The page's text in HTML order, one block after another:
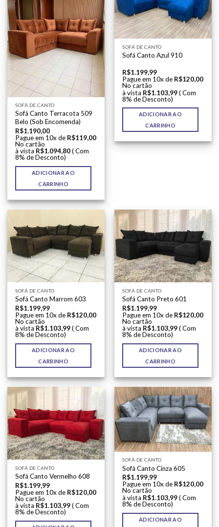
SOFÁ DE CANTO
Sofá Canto Terracota 509
Belo (Sob Encomenda)
R$1.190,00
Pague em 10x de R$119,00
No cartão
à vista R$1.094,80( Com
8% de Desconto)
ADICIONAR AO
CARRINHO
SOFÁ DE CANTO
Sofá Canto Azul 910
R$1.199,99
Pague em 10x de R$120,00
No cartão
à vista R$1.103,99( Com
8% de Desconto)
ADICIONAR AO
CARRINHO
SOFÁ DE CANTO
Sofá Canto Marrom 603
R$1.199,99
Pague em 10x de R$120,00
No cartão
à vista R$1.103,99( Com
8% de Desconto)
ADICIONAR AO
CARRINHO
SOFÁ DE CANTO
Sofá Canto Preto 601
R$1.199,99
Pague em 10x de R$120,00
No cartão
à vista R$1.103,99( Com
8% de Desconto)
ADICIONAR AO
CARRINHO
SOFÁ DE CANTO
Sofá Canto Vermelho 608
R$1.199,99
Pague em 10x de R$120,00
No cartão
à vista R$1.103,99( Com
8% de Desconto)
SOFÁ DE CANTO
Sofá Canto Cinza 605
R$1.199,99
Pague em 10x de R$120,00
No cartão
à vista R$1.103,99( Com
8% de Desconto)
ADICIONAR AO